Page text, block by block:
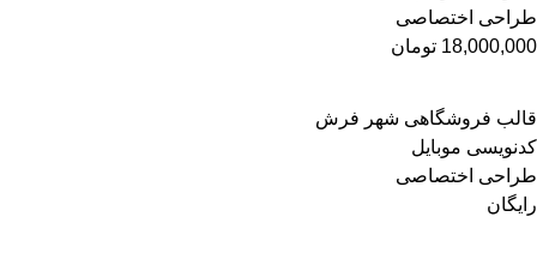
طراحی اختصاصی
18,000,000 تومان
قالب فروشگاهی شهر فرش
کدنویسی موبایل
طراحی اختصاصی
رایگان